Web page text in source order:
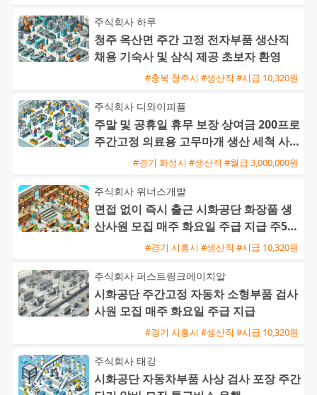
주식회사 하루
청주 옥산면 주간 고정 전자부품 생산직
채용 기숙사 및 삼식 제공 초보자 환영
#충북 청주시 #생산직 #시급 10,320원
주식회사 디와이피플
주말 및 공휴일 휴무 보장 상여금 200프로
주간고정 의료용 고무마개 생산 세척 사원
#경기 화성시 #생산직 #월급 3,000,000원
주식회사 위너스개발
면접 없이 즉시 출근 시화공단 화장품 생
산사원 모집 매주 화요일 주급 지급 주5일
#경기 시흥시 #생산직 #시급 10,320원
주식회사 퍼스트링크에이치알
시화공단 주간고정 자동차 소형부품 검사
사원 모집 매주 화요일 주급 지급
#경기 시흥시 #생산직 #시급 10,320원
주식회사 태강
시화공단 자동차부품 사상 검사 포장 주간